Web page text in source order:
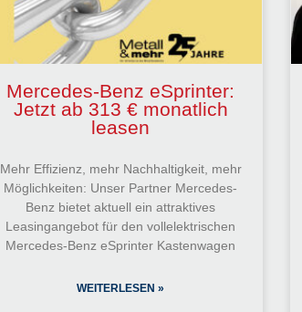
Mercedes-Benz eSprinter:
Jetzt ab 313 € monatlich
leasen
Mehr Effizienz, mehr Nachhaltigkeit, mehr
Möglichkeiten: Unser Partner Mercedes-
Benz bietet aktuell ein attraktives
Leasingangebot für den vollelektrischen
Mercedes-Benz eSprinter Kastenwagen
WEITERLESEN »